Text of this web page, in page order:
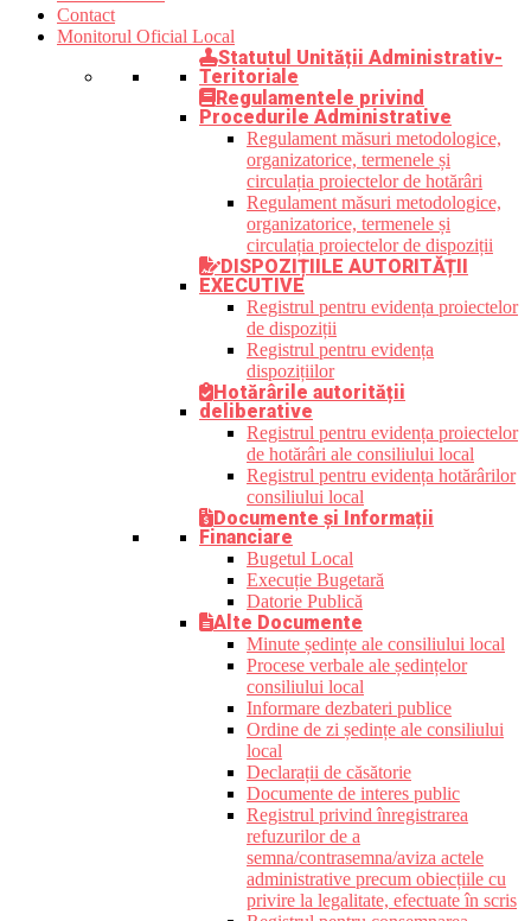
Contact
Monitorul Oficial Local
Statutul Unității Administrativ-
Teritoriale
Regulamentele privind
Procedurile Administrative
Regulament măsuri metodologice,
organizatorice, termenele și
circulația proiectelor de hotărâri
Regulament măsuri metodologice,
organizatorice, termenele și
circulația proiectelor de dispoziții
DISPOZIȚIILE AUTORITĂȚII
EXECUTIVE
Registrul pentru evidența proiectelor
de dispoziții
Registrul pentru evidența
dispozițiilor
Hotărârile autorității
deliberative
Registrul pentru evidența proiectelor
de hotărâri ale consiliului local
Registrul pentru evidența hotărârilor
consiliului local
Documente și Informații
Financiare
Bugetul Local
Execuție Bugetară
Datorie Publică
Alte Documente
Minute ședințe ale consiliului local
Procese verbale ale ședințelor
consiliului local
Informare dezbateri publice
Ordine de zi ședințe ale consiliului
local
Declarații de căsătorie
Documente de interes public
Registrul privind înregistrarea
refuzurilor de a
semna/contrasemna/aviza actele
administrative precum obiecțiile cu
privire la legalitate, efectuate în scris